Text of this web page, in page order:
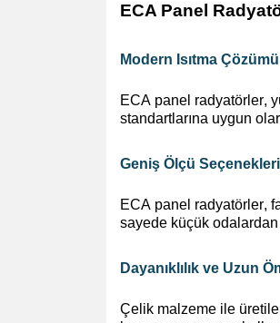
ECA Panel
Modern Isıtma Çözümü
ECA panel radyatörler,
standartlarına uygun
Geniş Ölçü Seçenekleri
ECA panel radyatörler,
sayede küçük
Dayanıklılık ve Uzun
Çelik malzeme ile